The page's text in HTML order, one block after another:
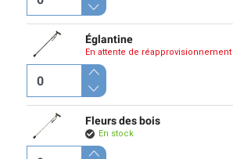
Églantine
En attente de réapprovisionnement
Fleurs des bois
En stock